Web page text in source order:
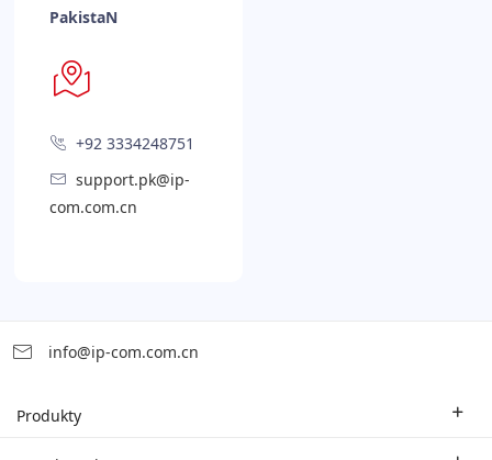
PakistaN
+92 3334248751
support.pk@ip-
com.com.cn
info@ip-com.com.cn
Produkty